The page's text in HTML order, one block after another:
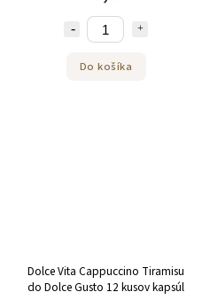
Do košíka
Dolce Vita Cappuccino Tiramisu
do Dolce Gusto 12 kusov kapsúl